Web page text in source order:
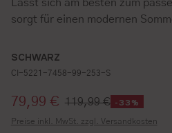
Lässt sich am besten zum
sorgt für einen modernen
SCHWARZ
CI-5221-7458-99-253-S
Verkaufspreis:
79,99 € 119,99 € -33%
Preise inkl. MwSt. zzgl. Versandkosten